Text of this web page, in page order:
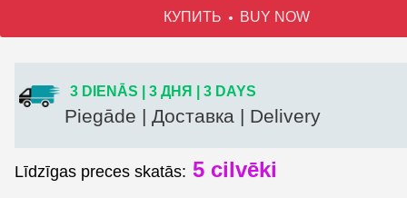
КУПИТЬ BUY NOW
3 DIENĀS | 3 ДНЯ | 3 DAYS
Piegāde | Доставка | Delivery
Līdzīgas preces skatās: 5 cilvēki